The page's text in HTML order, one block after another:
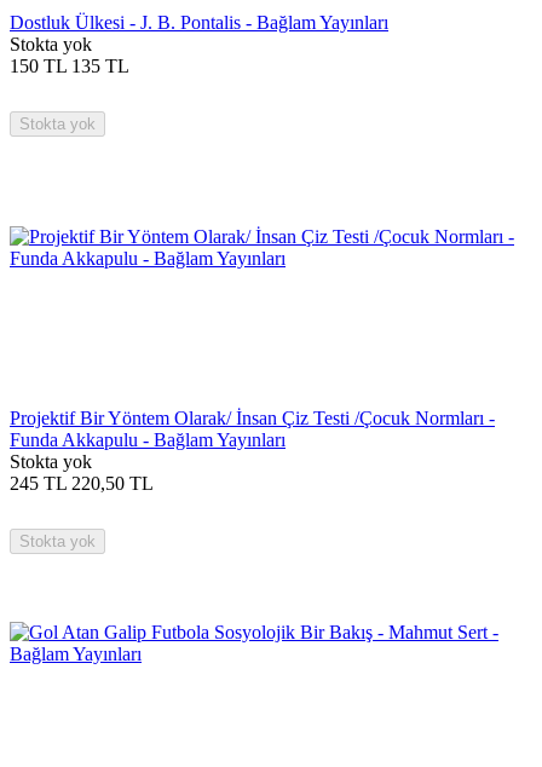
Dostluk Ülkesi - J. B. Pontalis - Bağlam Yayınları
Stokta yok
150 TL 135 TL
Stokta yok
Projektif Bir Yöntem Olarak/ İnsan Çiz Testi /Çocuk Normları -
Funda Akkapulu - Bağlam Yayınları
Stokta yok
245 TL 220,50 TL
Stokta yok